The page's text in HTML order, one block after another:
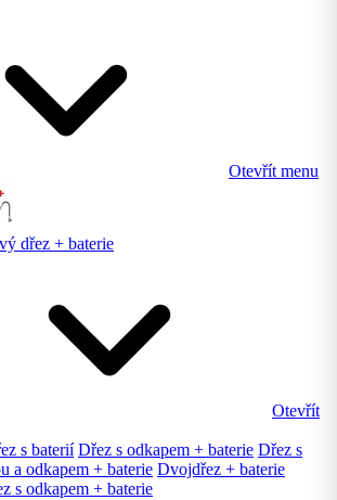
Otevřít menu
dřez + baterie
Otevřít
s baterií Dřez s odkapem + baterie Dřez s
a odkapem + baterie Dvojdřez + baterie
s odkapem + baterie